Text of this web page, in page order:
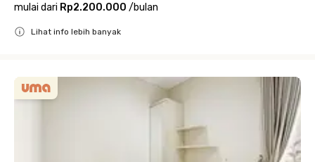
mulai dari Rp2.200.000 /bulan
Lihat info lebih banyak